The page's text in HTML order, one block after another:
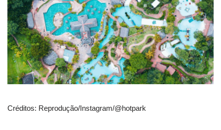
Créditos: Reprodução/Instagram/@hotpark